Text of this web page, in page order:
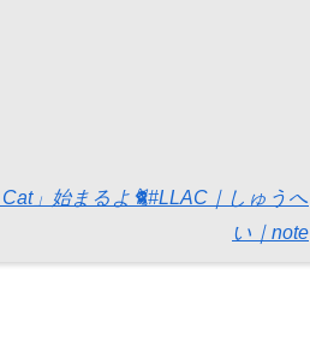
」始まるよ🐈#LLAC｜しゅうへ
い｜note